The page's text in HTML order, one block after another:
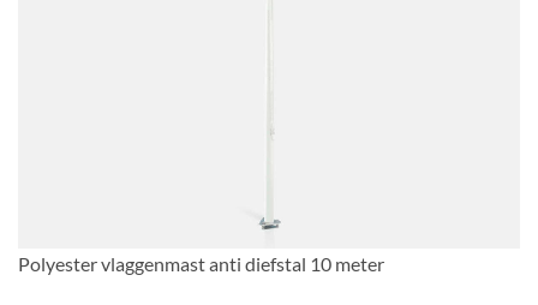
Polyester vlaggenmast anti diefstal 10 meter